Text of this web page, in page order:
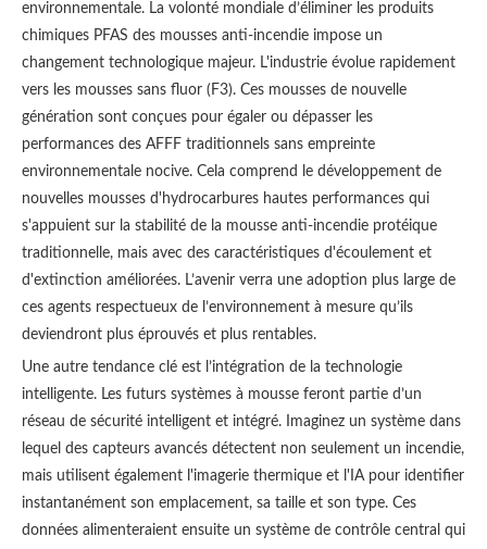
environnementale. La volonté mondiale d’éliminer les produits
chimiques PFAS des mousses anti-incendie impose un
changement technologique majeur. L'industrie évolue rapidement
vers les mousses sans fluor (F3). Ces mousses de nouvelle
génération sont conçues pour égaler ou dépasser les
performances des AFFF traditionnels sans empreinte
environnementale nocive. Cela comprend le développement de
nouvelles mousses d'hydrocarbures hautes performances qui
s'appuient sur la stabilité de la mousse anti-incendie protéique
traditionnelle, mais avec des caractéristiques d'écoulement et
d'extinction améliorées. L’avenir verra une adoption plus large de
ces agents respectueux de l’environnement à mesure qu’ils
deviendront plus éprouvés et plus rentables.
Une autre tendance clé est l’intégration de la technologie
intelligente. Les futurs systèmes à mousse feront partie d’un
réseau de sécurité intelligent et intégré. Imaginez un système dans
lequel des capteurs avancés détectent non seulement un incendie,
mais utilisent également l'imagerie thermique et l'IA pour identifier
instantanément son emplacement, sa taille et son type. Ces
données alimenteraient ensuite un système de contrôle central qui